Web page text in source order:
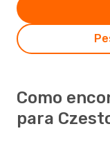
Como
para